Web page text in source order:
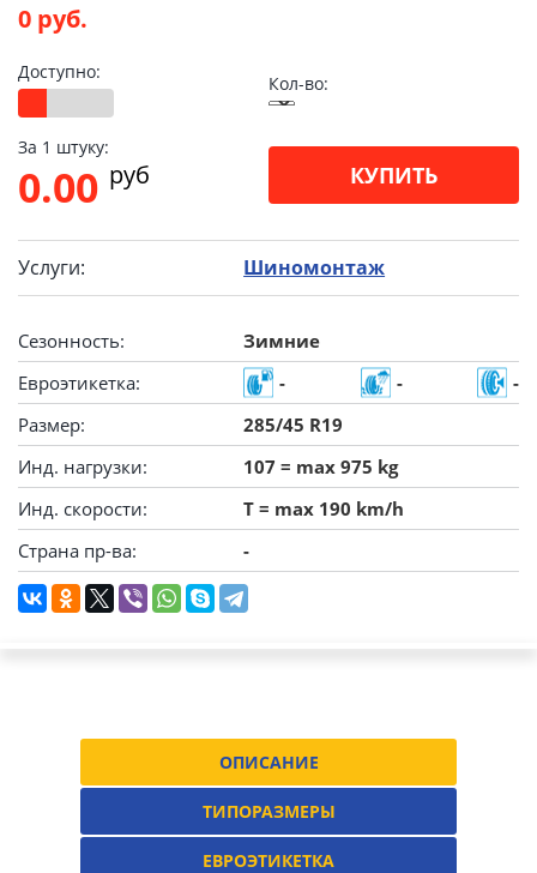
0 руб.
Доступно:
Кол-во:
За 1 штуку:
0.00 pуб КУПИТЬ
Услуги: Шиномонтаж
Сезонность:
Зимние
Евроэтикетка:
- -
-
Размер:
285/45 R19
Инд. нагрузки:
107 = max 975 kg
Инд. скорости:
T = max 190 km/h
Страна пр-ва:
-
ОПИСАНИЕ
ТИПОРАЗМЕРЫ
ЕВРОЭТИКЕТКА